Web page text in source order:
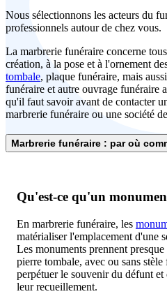
Nous sélectionnons les acteurs du
professionnels autour de chez vous.
La marbrerie funéraire concerne
création, à la pose et à l'ornement
tombale, plaque funéraire, mais
funéraire et autre ouvrage funéraire
qu'il faut savoir avant de contacter
marbrerie funéraire ou une société
Marbrerie funéraire : par où
Qu'est-ce qu'un
En marbrerie funéraire, les
matérialiser l'emplacement d'une
Les monuments prennent
pierre tombale, avec ou sans
perpétuer le souvenir du défunt
leur recueillement.